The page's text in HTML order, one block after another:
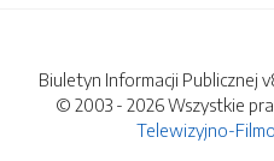
Biuletyn Informacji Publicznej
© 2003 - 2026 Wszystkie
Telewizyjno-